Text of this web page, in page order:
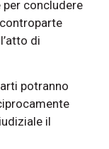
per concludere
di
potranno
il